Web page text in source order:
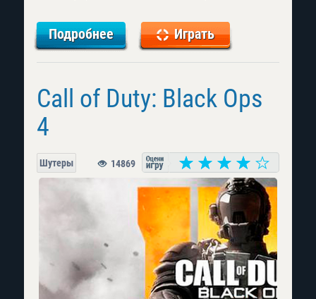
Подробнее Играть
Call of Duty: Black Ops
4
Шутеры 14869